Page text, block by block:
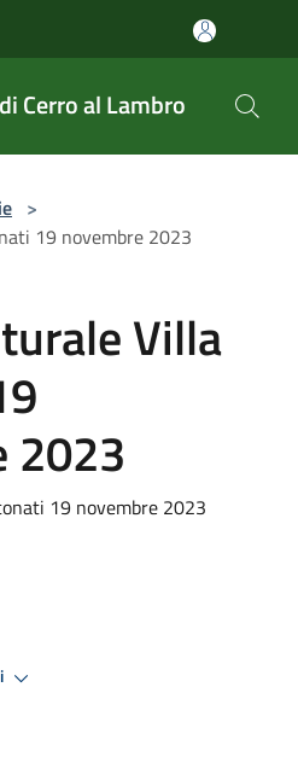
Cerro al Lambro
>
19 novembre 2023
Villa
2023
19 novembre 2023